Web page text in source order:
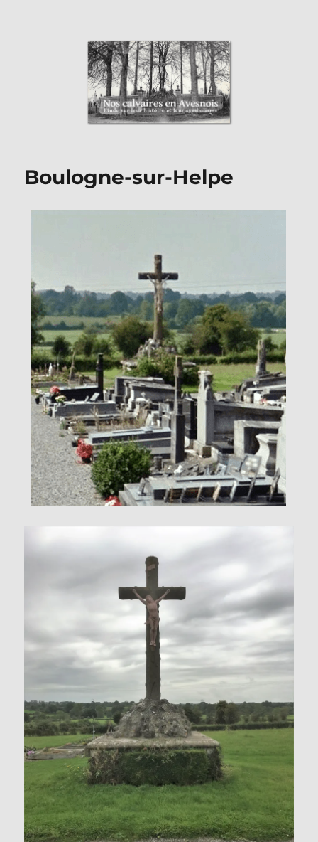
Nos Calvaires en Avesnois
Boulogne-sur-Helpe